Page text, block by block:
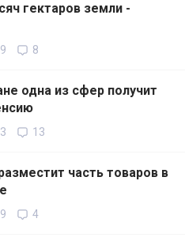
гектаров земли -
8
одна из сфер получит
13
часть товаров в
4